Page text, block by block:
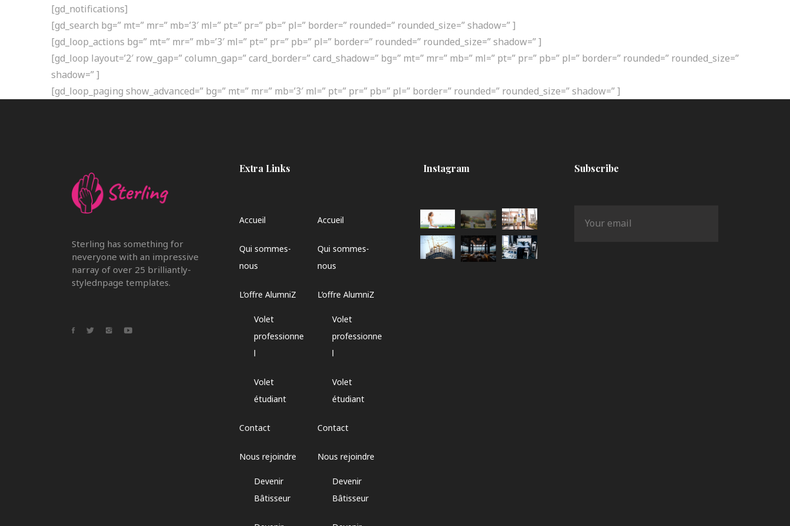
[gd_notifications]
[gd_search bg=” mt=” mr=” mb=’3′ ml=” pt=” pr=” pb=” pl=” border=” rounded=” rounded_size=” shadow=” ]
[gd_loop_actions bg=” mt=” mr=” mb=’3′ ml=” pt=” pr=” pb=” pl=” border=” rounded=” rounded_size=” shadow=” ]
[gd_loop layout=’2′ row_gap=” column_gap=” card_border=” card_shadow=” bg=” mt=” mr=” mb=” ml=” pt=” pr=” pb=” pl=” border=” rounded=” rounded_size=”
shadow=” ]
[gd_loop_paging show_advanced=” bg=” mt=” mr=” mb=’3′ ml=” pt=” pr=” pb=” pl=” border=” rounded=” rounded_size=” shadow=” ]
Sterling has something for
neveryone with an impressive
narray of over 25 brilliantly-
stylednpage templates.
Extra Links
Accueil
Qui sommes-
nous
L’offre AlumniZ
Volet
professionne
l
Volet
étudiant
Contact
Nous rejoindre
Devenir
Bâtisseur
Accueil
Qui sommes-
nous
L’offre AlumniZ
Volet
professionne
l
Volet
étudiant
Contact
Nous rejoindre
Devenir
Bâtisseur
Instagram Subscribe